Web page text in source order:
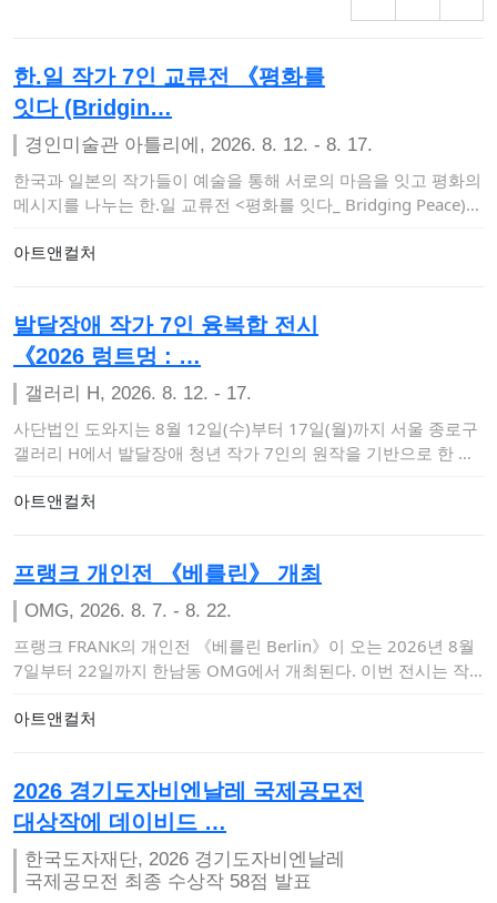
한.일 작가 7인 교류전 《평화를
잇다 (Bridgin…
경인미술관 아틀리에, 2026. 8. 12. - 8. 17.
한국과 일본의 작가들이 예술을 통해 서로의 마음을 잇고 평화의
메시지를 나누는 한.일 교류전 <평화를 잇다_ Bridging Peace)…
아트앤컬처
발달장애 작가 7인 융복합 전시
《2026 렁트멍 : …
갤러리 H, 2026. 8. 12. - 17.
사단법인 도와지는 8월 12일(수)부터 17일(월)까지 서울 종로구
갤러리 H에서 발달장애 청년 작가 7인의 원작을 기반으로 한 다
아트앤컬처
프랭크 개인전 《베를린》 개최
OMG, 2026. 8. 7. - 8. 22.
프랭크 FRANK의 개인전 《베를린 Berlin》이 오는 2026년 8월
7일부터 22일까지 한남동 OMG에서 개최된다. 이번 전시는 작
아트앤컬처
2026 경기도자비엔날레 국제공모전
대상작에 데이비드 …
한국도자재단, 2026 경기도자비엔날레
국제공모전 최종 수상작 58점 발표